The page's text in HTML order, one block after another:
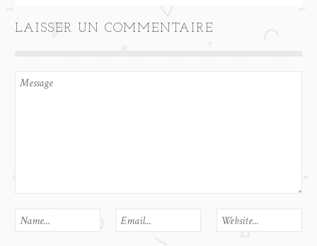
LAISSER UN COMMENTAIRE